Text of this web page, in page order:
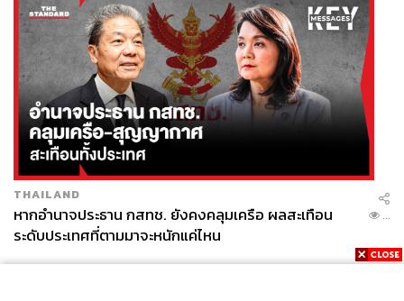
THAILAND
หากอำนาจประธาน กสทช. ยังคงคลุมเครือ ผลสะเทือน
ระดับประเทศที่ตามมาจะหนักแค่ไหน
...